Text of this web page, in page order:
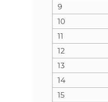
9
10
11
12
13
14
15